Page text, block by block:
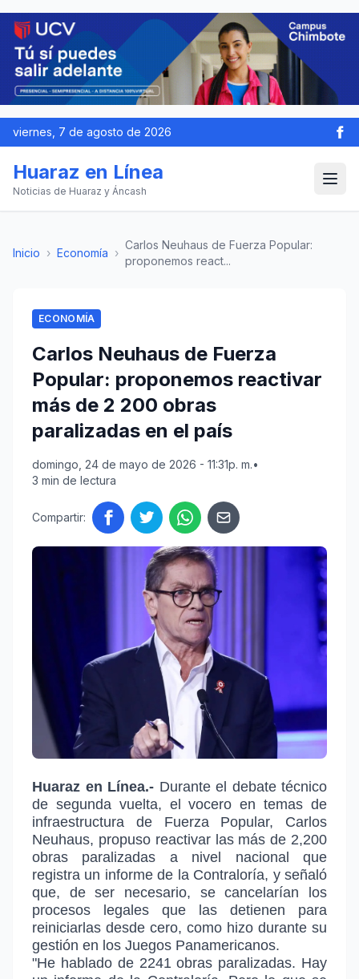
viernes, 7 de agosto de 2026
Huaraz en Línea
Noticias de Huaraz y Áncash
Inicio › Economía ›
Carlos Neuhaus de Fuerza Popular:
proponemos react...
ECONOMÍA
Carlos Neuhaus de Fuerza
Popular: proponemos reactivar
más de 2 200 obras
paralizadas en el país
domingo, 24 de mayo de 2026 - 11:31p. m.•
3 min de lectura
Compartir:
Huaraz en Línea.- Durante el debate técnico
de segunda vuelta, el vocero en temas de
infraestructura de Fuerza Popular, Carlos
Neuhaus, propuso reactivar las más de 2,200
obras paralizadas a nivel nacional que
registra un informe de la Contraloría, y señaló
que, de ser necesario, se cancelarían los
procesos legales que las detienen para
reiniciarlas desde cero, como hizo durante su
gestión en los Juegos Panamericanos.
"He hablado de 2241 obras paralizadas. Hay